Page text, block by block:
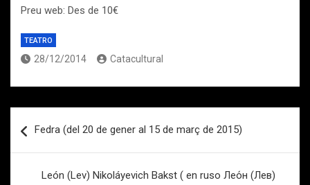
Preu web: Des de 10€
TEATRO
28/12/2014 Catacultural
de
Fedra (del 20 de gener al 15 de març de 2015)
León (Lev) Nikoláyevich Bakst ( en ruso Лео́н (Лев)